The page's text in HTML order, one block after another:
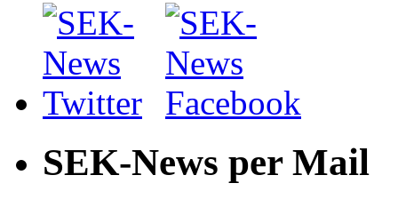
SEK-News per Mail